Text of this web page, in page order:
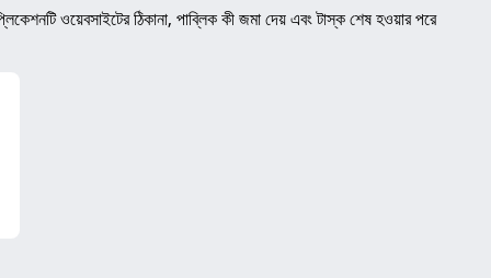
ওয়েবসাইটের ঠিকানা, পাব্লিক কী জমা দেয় এবং টাস্ক শেষ হওয়ার পরে